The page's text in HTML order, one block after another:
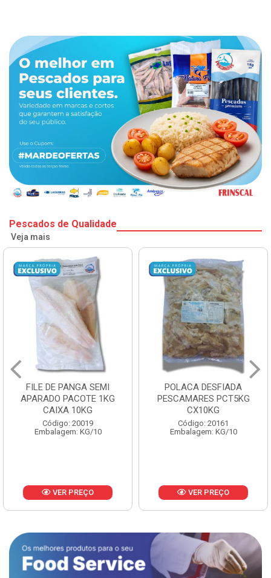
Pescados de Qualidade
Veja mais
FILE DE PANGA SEMI
APARADO PACOTE 1KG
CAIXA 10KG
Código: 20019
Embalagem: KG/10
VER PREÇO
POLACA DESFIADA
PESCAMARES PCT5KG
CX10KG
Código: 20161
Embalagem: KG/10
VER PREÇO